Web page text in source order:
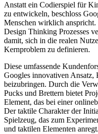
Anstatt ein Codierspiel für
zu entwickeln, beschloss
Menschen wirklich anspricht.
Design Thinking Prozesses
damit, sich in die realen
Kernproblem zu definieren.
Diese umfassende
Googles innovativen Ansatz,
beizubringen. Durch die
Pucks und Brettern bietet
Element, das bei einer
Der taktile Charakter der
Spielzeug, das zum
und taktilen Elementen anregt.